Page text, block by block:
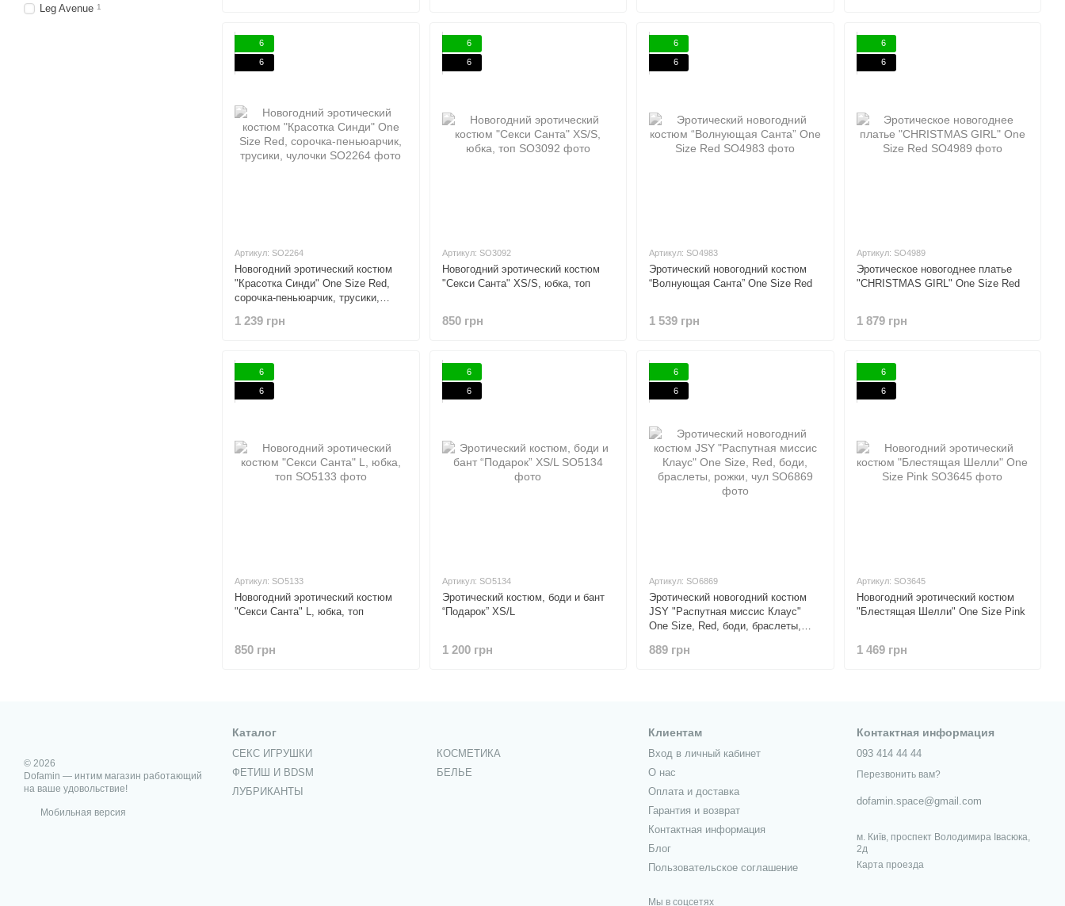
6
6
Артикул: SO2264
Новогодний эротический костюм
"Красотка Синди" One Size Red,
сорочка-пеньюарчик, трусики,
1 239 грн
6
6
Артикул: SO3092
Новогодний эротический костюм
"Секси Санта" XS/S, юбка, топ
850 грн
6
6
Артикул: SO4983
Эротический новогодний костюм
“Волнующая Санта” One Size Red
1 539 грн
6
6
Артикул: SO4989
Эротическое новогоднее платье
"CHRISTMAS GIRL" One Size Red
1 879 грн
6
6
Артикул: SO5133
Новогодний эротический костюм
"Секси Санта" L, юбка, топ
850 грн
6
6
Артикул: SO5134
Эротический костюм, боди и бант
“Подарок” XS/L
1 200 грн
6
6
Артикул: SO6869
Эротический новогодний костюм
JSY "Распутная миссис Клаус"
One Size, Red, боди, браслеты,
889 грн
6
6
Артикул: SO3645
Новогодний эротический костюм
"Блестящая Шелли" One Size Pink
1 469 грн
Leg Avenue 1
© 2026
Dofamin — интим магазин работающий
на ваше удовольствие!
Мобильная версия
Каталог
СЕКС ИГРУШКИ
ФЕТИШ И BDSM
ЛУБРИКАНТЫ
КОСМЕТИКА
БЕЛЬЕ
Клиентам
Вход в личный кабинет
О нас
Оплата и доставка
Гарантия и возврат
Контактная информация
Блог
Пользовательское соглашение
Мы в соцсетях
Контактная информация
093 414 44 44
Перезвонить вам?
dofamin.space@gmail.com
м. Київ, проспект Володимира Івасюка,
2д
Карта проезда